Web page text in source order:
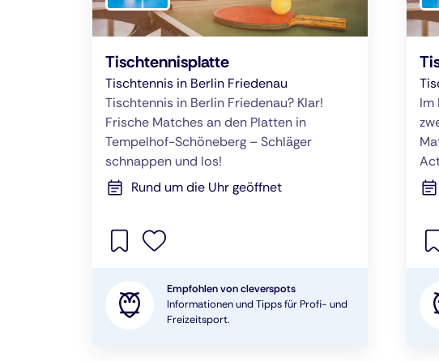
Tischtennisplatte
Tischtennis in Berlin Friedenau
Tischtennis in Berlin Friedenau? Klar!
Frische Matches an den Platten in
Tempelhof-Schöneberg – Schläger
schnappen und los!
Rund um die Uhr geöffnet
Empfohlen von cleverspots
Informationen und Tipps für Profi- und
Freizeitsport.
Im